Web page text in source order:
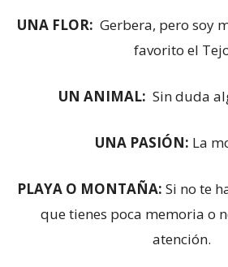
UNA FLOR: Gerbera, pero soy
favorito el
UN ANIMAL: Sin duda
UNA PASIÓN: La
PLAYA O MONTAÑA: Si no te
que tienes poca memoria o
atención.